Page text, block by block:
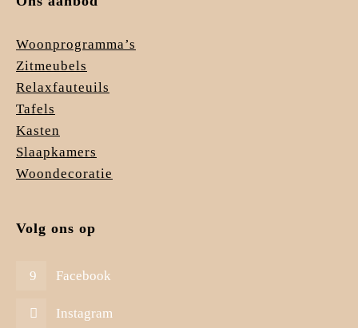
Woonprogramma’s
Zitmeubels
Relaxfauteuils
Tafels
Kasten
Slaapkamers
Woondecoratie
Volg ons op
Facebook
Instagram